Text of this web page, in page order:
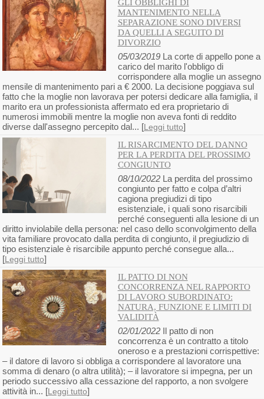
GLI OBBLIGHI DI
MANTENIMENTO NELLA
SEPARAZIONE SONO DIVERSI
DA QUELLI A SEGUITO DI
DIVORZIO
05/03/2019La corte di appello pone a
carico del marito l'obbligo di
corrispondere alla moglie un assegno
mensile di mantenimento pari a € 2000. La decisione poggiava sul
fatto che la moglie non lavorava per potersi dedicare alla famiglia, il
marito era un professionista affermato ed era proprietario di
numerosi immobili mentre la moglie non aveva fonti di reddito
diverse dall'assegno percepito dal... [Leggi tutto]
IL RISARCIMENTO DEL DANNO
PER LA PERDITA DEL PROSSIMO
CONGIUNTO
08/10/2022La perdita del prossimo
congiunto per fatto e colpa d’altri
cagiona pregiudizi di tipo
esistenziale, i quali sono risarcibili
perché conseguenti alla lesione di un
diritto inviolabile della persona: nel caso dello sconvolgimento della
vita familiare provocato dalla perdita di congiunto, il pregiudizio di
tipo esistenziale è risarcibile appunto perché consegue alla...
[Leggi tutto]
IL PATTO DI NON
CONCORRENZA NEL RAPPORTO
DI LAVORO SUBORDINATO:
NATURA, FUNZIONE E LIMITI DI
VALIDITÀ
02/01/2022Il patto di non
concorrenza è un contratto a titolo
oneroso e a prestazioni corrispettive:
– il datore di lavoro si obbliga a corrispondere al lavoratore una
somma di denaro (o altra utilità); – il lavoratore si impegna, per un
periodo successivo alla cessazione del rapporto, a non svolgere
attività in... [Leggi tutto]